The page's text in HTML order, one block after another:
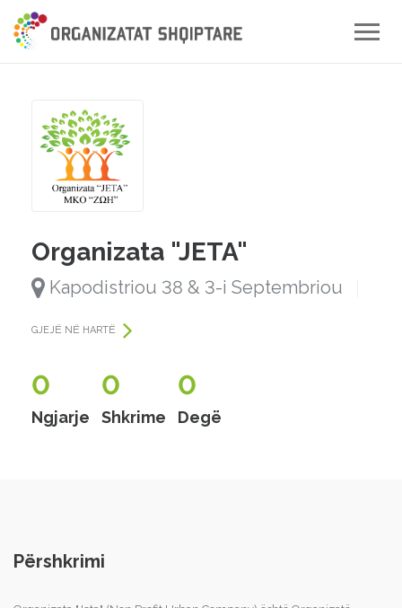
Toggle
Organizata "JETA"
Kapodistriou 38 & 3-i Septembriou
GJEJË NË HARTË
0
Ngjarje
0
Shkrime
0
Degë
Përshkrimi